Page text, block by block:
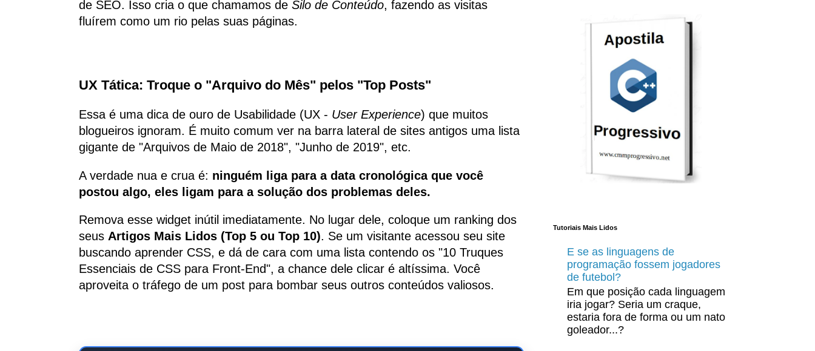
de SEO. Isso cria o que chamamos de Silo de Conteúdo, fazendo as visitas
fluírem como um rio pelas suas páginas.
UX Tática: Troque o "Arquivo do Mês" pelos "Top Posts"
Essa é uma dica de ouro de Usabilidade (UX - User Experience) que muitos
blogueiros ignoram. É muito comum ver na barra lateral de sites antigos uma lista
gigante de "Arquivos de Maio de 2018", "Junho de 2019", etc.
A verdade nua e crua é: ninguém liga para a data cronológica que você
postou algo, eles ligam para a solução dos problemas deles.
Remova esse widget inútil imediatamente. No lugar dele, coloque um ranking dos
seus Artigos Mais Lidos (Top 5 ou Top 10). Se um visitante acessou seu site
buscando aprender CSS, e dá de cara com uma lista contendo os "10 Truques
Essenciais de CSS para Front-End", a chance dele clicar é altíssima. Você
aproveita o tráfego de um post para bombar seus outros conteúdos valiosos.
Tutoriais Mais Lidos
E se as linguagens de
programação fossem jogadores
de futebol?
Em que posição cada linguagem
iria jogar? Seria um craque,
estaria fora de forma ou um nato
goleador...?